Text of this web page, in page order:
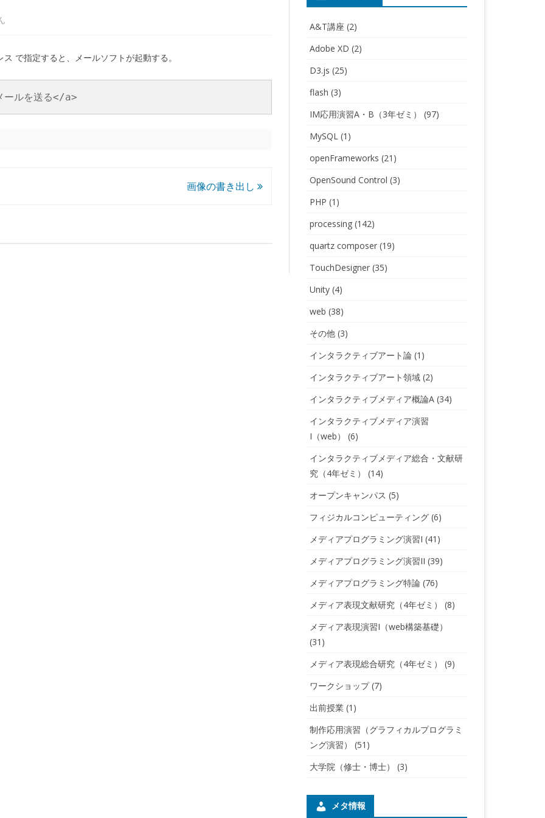
で指定すると、メールソフトが起動する。
ルを送る</a>
画像の書き出し
A&T講座 (2)
Adobe XD (2)
D3.js (25)
flash (3)
IM応用演習A・B（3年ゼミ）
(97)
MySQL(1)
openFrameworks (21)
OpenSound Control (3)
PHP (1)
processing(142)
quartz composer(19)
TouchDesigner(35)
Unity(4)
web (38)
その他(3)
インタラクティブアート論(1)
インタラクティブアート領域(2)
インタラクティブメディア概論A(34)
インタラクティブメディア演習
I（web）
(6)
インタラクティブメディア総合・文献研
究（4年ゼミ）
(14)
オープンキャンパス (5)
フィジカルコンピューティング(6)
メディアプログラミング演習I (41)
メディアプログラミング演習II (39)
メディアプログラミング特論(76)
メディア表現文献研究（4年ゼミ）
(8)
メディア表現演習I（web構築基礎）
(31)
メディア表現総合研究（4年ゼミ）
(9)
ワークショップ(7)
出前授業(1)
制作応用演習（グラフィカルプログラミ
ング演習）
(51)
大学院（修士・博士）
(3)
メタ情報